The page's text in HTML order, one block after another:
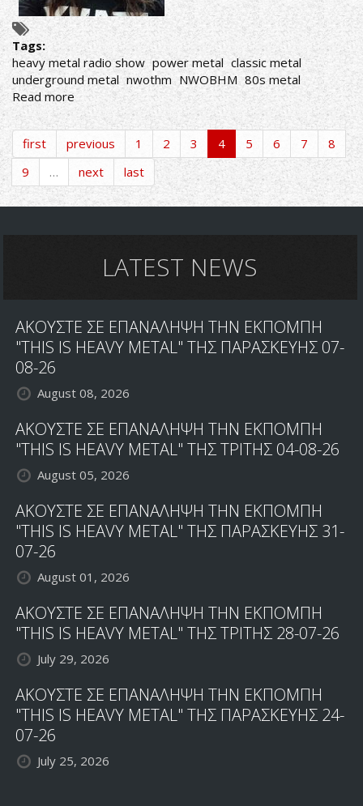
Tags:
heavy metal radio show power metal classic metal
underground metal nwothm NWOBHM 80s metal
Read more about
ΑΚΟΥΣΤΕ
ΣΕ
ΕΠΑΝΑΛΗΨΗ
ΕΚΠΟΜΠΕΣ
"THIS
HEAVY
05/08
-
08/08
&
first previous 1 2 3 4 5 6 7
8
9
… next last
LATEST NEWS
ΑΚΟΥΣΤΕ ΣΕ ΕΠΑΝΑΛΗΨΗ ΤΗΝ ΕΚΠΟΜΠΗ
"THIS IS HEAVY METAL" ΤΗΣ ΠΑΡΑΣΚΕΥΗΣ 07-
08-26
August 08, 2026
ΑΚΟΥΣΤΕ ΣΕ ΕΠΑΝΑΛΗΨΗ ΤΗΝ ΕΚΠΟΜΠΗ
"THIS IS HEAVY METAL" ΤΗΣ ΤΡΙΤΗΣ 04-08-26
August 05, 2026
ΑΚΟΥΣΤΕ ΣΕ ΕΠΑΝΑΛΗΨΗ ΤΗΝ ΕΚΠΟΜΠΗ
"THIS IS HEAVY METAL" ΤΗΣ ΠΑΡΑΣΚΕΥΗΣ 31-
07-26
August 01, 2026
ΑΚΟΥΣΤΕ ΣΕ ΕΠΑΝΑΛΗΨΗ ΤΗΝ ΕΚΠΟΜΠΗ
"THIS IS HEAVY METAL" ΤΗΣ ΤΡΙΤΗΣ 28-07-26
July 29, 2026
ΑΚΟΥΣΤΕ ΣΕ ΕΠΑΝΑΛΗΨΗ ΤΗΝ ΕΚΠΟΜΠΗ
"THIS IS HEAVY METAL" ΤΗΣ ΠΑΡΑΣΚΕΥΗΣ 24-
07-26
July 25, 2026